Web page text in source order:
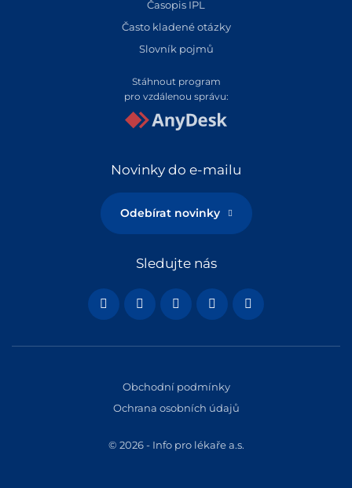
Časopis IPL
Často kladené otázky
Slovník pojmů
Stáhnout program
pro vzdálenou správu:
Novinky do e-mailu
Odebírat novinky
Sledujte nás
© 2026 - Info pro lékaře a.s.
Obchodní podmínky
Ochrana osobních údajů